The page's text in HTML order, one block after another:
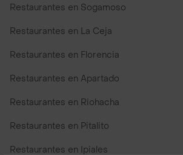
Restaurantes en Sogamoso
Restaurantes en La Ceja
Restaurantes en Florencia
Restaurantes en Apartado
Restaurantes en Riohacha
Restaurantes en Pitalito
Restaurantes en Ipiales